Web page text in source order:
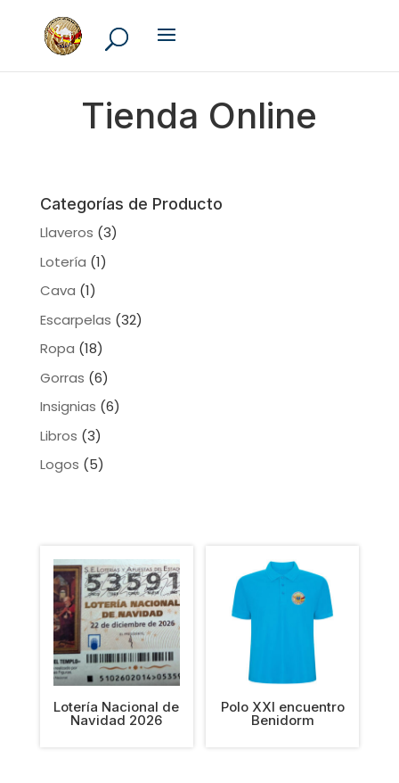
Tienda Online
Categorías de Producto
Llaveros (3)
Lotería (1)
Cava (1)
Escarpelas (32)
Ropa (18)
Gorras (6)
Insignias (6)
Libros (3)
Logos (5)
Lotería Nacional de
Navidad 2026
Polo XXI encuentro
Benidorm